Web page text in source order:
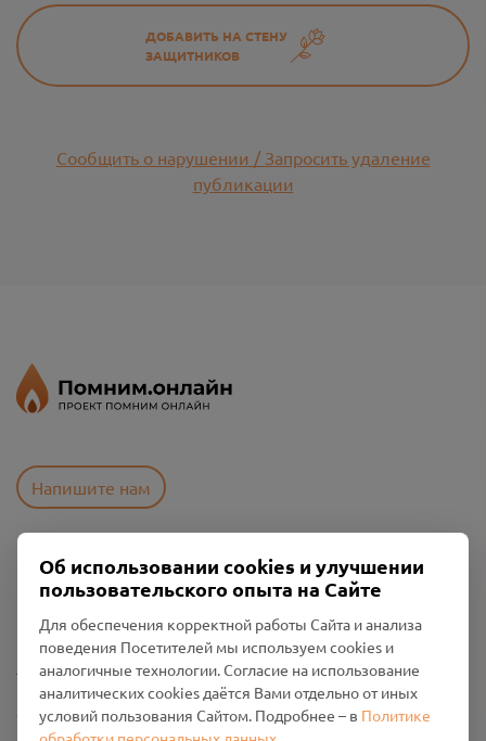
ДОБАВИТЬ НА СТЕНУ
ЗАЩИТНИКОВ
Сообщить о нарушении / Запросить удаление
публикации
Напишите нам
Пользовательское соглашение
Политика конфиденциальности
Промо-материалы
Настройки cookies
Общество с ограниченной ответственностью «Смоленский
Об использовании cookies и улучшении
пользовательского опыта на Сайте
Для обеспечения корректной работы Сайта и анализа
поведения Посетителей мы используем cookies и
аналогичные технологии. Согласие на использование
аналитических cookies даётся Вами отдельно от иных
условий пользования Сайтом. Подробнее – в Политике